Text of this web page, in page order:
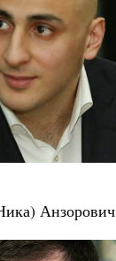
Анзорович